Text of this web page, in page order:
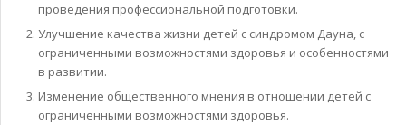
проведения профессиональной подготовки.
Улучшение качества жизни детей с синдромом Дауна, с
ограниченными возможностями здоровья и особенностями
в развитии.
Изменение общественного мнения в отношении детей с
ограниченными возможностями здоровья.